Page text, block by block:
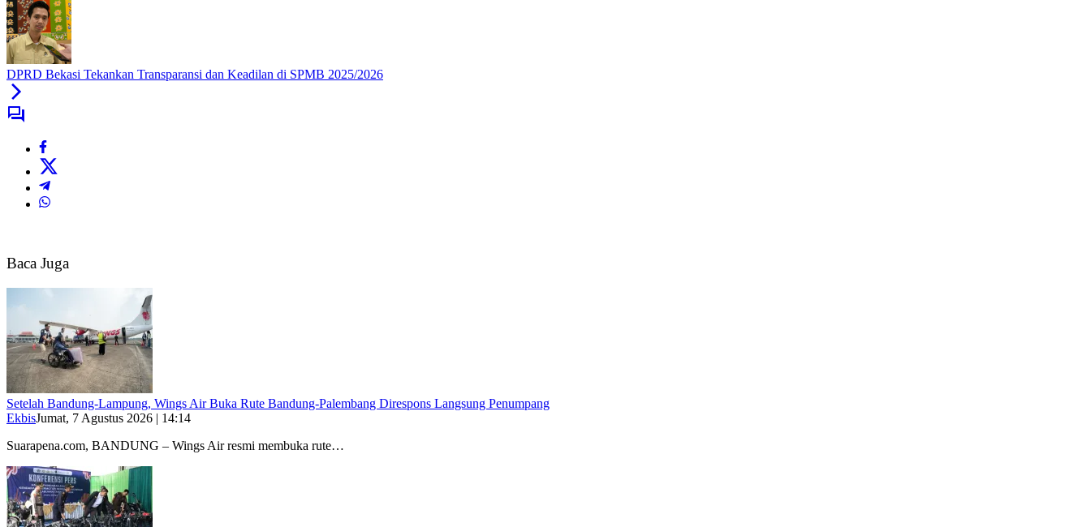
DPRD Bekasi Tekankan Transparansi dan Keadilan di SPMB 2025/2026
Baca Juga
Setelah Bandung-Lampung, Wings Air Buka Rute Bandung-Palembang Direspons Langsung Penumpang
EkbisJumat, 7 Agustus 2026 | 14:14
Suarapena.com, BANDUNG – Wings Air resmi membuka rute…